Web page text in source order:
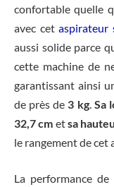
confortable quelle
avec cetaspirateur
aussi solide parce
cette machine de
garantissant ainsi
de près de 3 kg. Sa
32,7 cm etsa
le rangement de cet
La performance